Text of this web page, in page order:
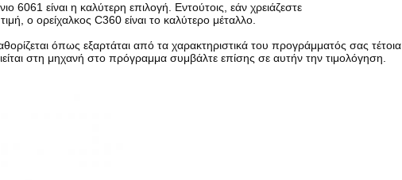
6061 είναι η καλύτερη επιλογή. Εντούτοις, εάν χρειάζεστε
ο ορείχαλκος C360 είναι το καλύτερο μέταλλο.
όπως εξαρτάται από τα χαρακτηριστικά του προγράμματός σας τέτοια
στη μηχανή στο πρόγραμμα συμβάλτε επίσης σε αυτήν την τιμολόγηση.